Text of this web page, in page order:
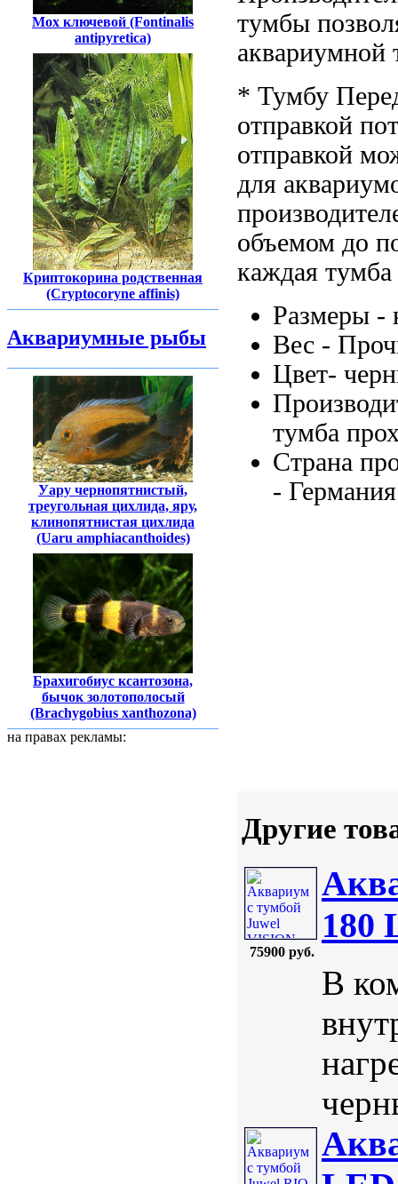
Мох ключевой (Fontinalis
antipyretica)
Криптокорина родственная
(Cryptocoryne affinis)
Аквариумные рыбы
Уару чернопятнистый,
треугольная цихлида, яру,
клинопятнистая цихлида
(Uaru amphiacanthoides)
Брахигобиус ксантозона,
бычок золотополосый
(Brachygobius xanthozona)
на правах рекламы:
тумбы
аквариумной
* Тумбу
отправкой
отправкой
для
объемом до
каждая тумба
Размеры -
Вес -
Цвет-
тумба
Страна
-
Другие
75900 руб.
180
В